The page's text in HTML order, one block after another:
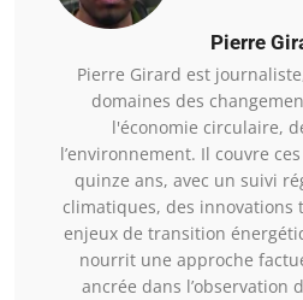
Pierre
Pierre Girard est
domaines des
l'économie circulaire,
l’environnement. Il couvre
quinze ans, avec un suivi
climatiques, des innovations
enjeux de transition
nourrit une approche
ancrée dans l’observation